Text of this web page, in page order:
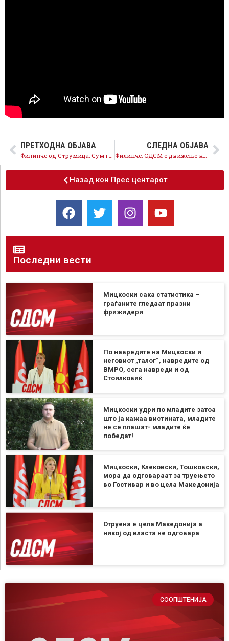
ПРЕТХОДНА ОБЈАВА СЛЕДНА ОБЈАВА
Филипче: СДСМ е движење на надежта, на еднаквоста и човечноста, чувар на Македонија
Назад кон Прес центарот
Последни вести
Мицкоски сака статистика –
граѓаните гледаат празни
фрижидери
По навредите на Мицкоски и
неговиот „талог“, навредите од
ВМРО, сега навреди и од
Стоилковиќ
Мицкоски удри по младите затоа
што ја кажаа вистината, младите
не се плашат- младите ќе
победат!
Мицкоски, Клековски, Тошковски,
мора да одговараат за труењето
во Гостивар и во цела Македонија
Отруена е цела Македонија а
никој од власта не одговара
СООПШТЕНИЈА